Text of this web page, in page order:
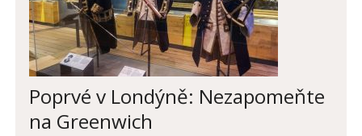
Poprvé v Londýně: Nezapomeňte
na Greenwich